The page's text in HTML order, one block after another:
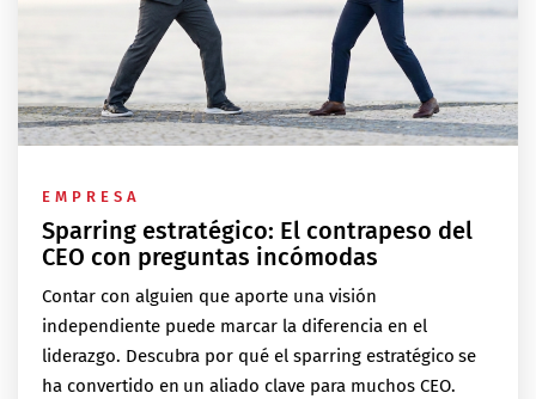
EMPRESA
Sparring estratégico: El contrapeso del
CEO con preguntas incómodas
Contar con alguien que aporte una visión
independiente puede marcar la diferencia en el
liderazgo. Descubra por qué el sparring estratégico se
ha convertido en un aliado clave para muchos CEO.